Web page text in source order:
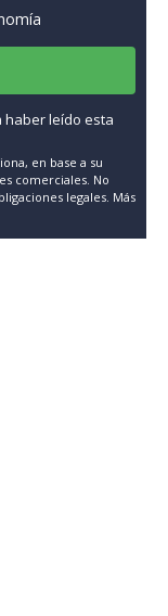
haber leído esta
en base a su
comerciales. No
legales. Más